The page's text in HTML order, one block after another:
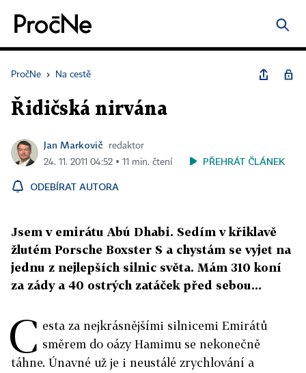
PročNe › Na cestě
Řidičská nirvána
Jan Markovič
redaktor
24. 11. 2011 04:52 ▪ 11 min. čtení
PŘEHRÁT ČLÁNEK
ODEBÍRAT AUTORA
Jsem v emirátu Abú Dhabi. Sedím v křiklavě
žlutém Porsche Boxster S a chystám se vyjet na
jednu z nejlepších silnic světa. Mám 310 koní
za zády a 40 ostrých zatáček před sebou...
C esta za nejkrásnějšími silnicemi Emirátů
směrem do oázy Hamimu se nekonečně
táhne. Únavné už je i neustálé zrychlování a